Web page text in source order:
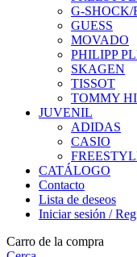
G-SHOCK/
GUESS
MOVADO
PHILIPP
SKAGEN
TISSOT
TOMMY
JUVENIL
ADIDAS
CASIO
CATÁLOGO
Contacto
Lista de deseos
Iniciar sesión /
Carro de la compra